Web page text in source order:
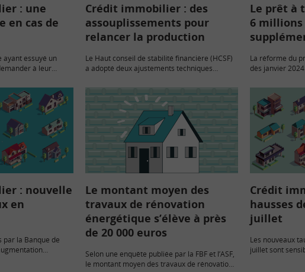
: une
en cas de
ayant essuyé un
à leur
place courant février
Crédit immobilier : des
assouplissements pour
relancer la production
Le Haut conseil de stabilité financière (HCSF)
a adopté deux ajustements techniques
immobilier pour un particulier.
Le prêt à
6 millions
La réforme du
dès janvier
de leur
nombre de…
: nouvelle
en
par la Banque de
Le montant moyen des
travaux de rénovation
énergétique s’élève à près
de 20 000 euros
Selon une enquête publiée par la FBF et l’ASF,
le montant moyen des travaux de rénovation
Crédit
hausses
juillet
Les nouveaux
juillet sont